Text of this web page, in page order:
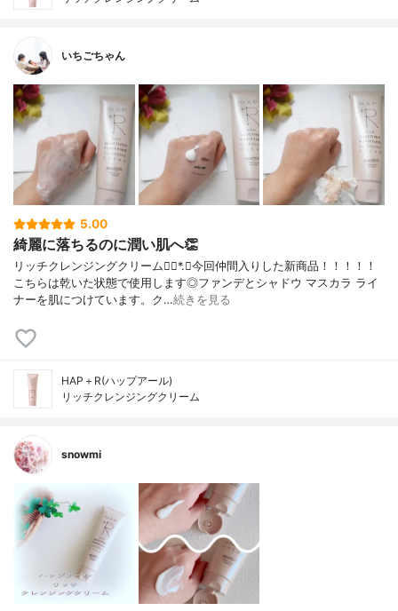
いちごちゃん
5.00
綺麗に落ちるのに潤い肌へ👏
リッチクレンジングクリーム❁⃘*.ﾟ今回仲間入りした新商品！！！！！
こちらは乾いた状態で使用します◎ファンデとシャドウ マスカラ ライ
ナーを肌につけています。ク…続きを見る
HAP＋R(ハップアール)
リッチクレンジングクリーム
snowmi